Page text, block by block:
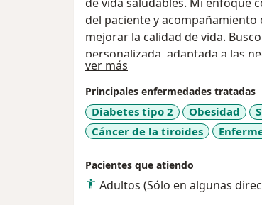
del paciente y
mejorar la calidad de vida.
personalizada, adaptada a las
ver más
Principales enfermedades tratadas
Diabetes tipo 2 Obesidad
Cáncer de la tiroides
Pacientes que atiendo
Adultos (Sólo en algunas